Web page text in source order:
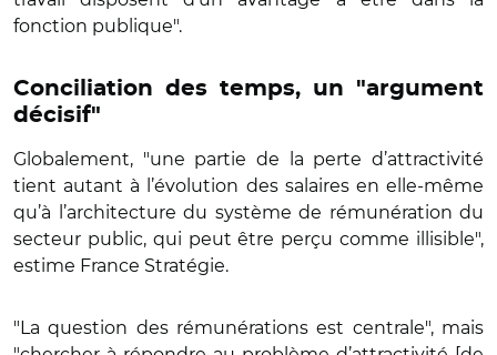
fonction publique".
Conciliation des temps, un "argument
décisif"
Globalement, "une partie de la perte d’attractivité
tient autant à l’évolution des salaires en elle-même
qu’à l’architecture du système de rémunération du
secteur public, qui peut être perçu comme illisible",
estime France Stratégie.
"La question des rémunérations est centrale", mais